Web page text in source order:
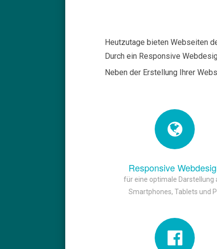
Heutzutage bieten Webseiten
Durch ein Responsive
Neben der Erstellung Ihrer
Responsive
für eine optimale Darstellung
Smartphones, Tablets und